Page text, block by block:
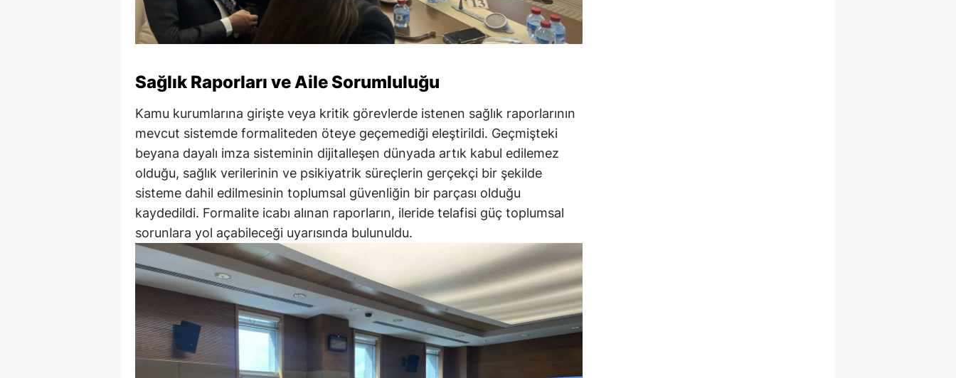
Sağlık Raporları ve Aile Sorumluluğu
Kamu kurumlarına girişte veya kritik görevlerde istenen sağlık raporlarının
mevcut sistemde formaliteden öteye geçemediği eleştirildi. Geçmişteki
beyana dayalı imza sisteminin dijitalleşen dünyada artık kabul edilemez
olduğu, sağlık verilerinin ve psikiyatrik süreçlerin gerçekçi bir şekilde
sisteme dahil edilmesinin toplumsal güvenliğin bir parçası olduğu
kaydedildi. Formalite icabı alınan raporların, ileride telafisi güç toplumsal
sorunlara yol açabileceği uyarısında bulunuldu.